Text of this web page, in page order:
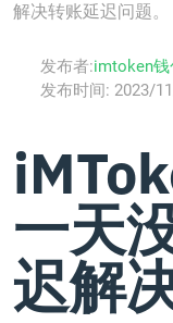
解决转账延迟问题。
发布者:imtoken钱
发布时间: 2023/
一天
迟解